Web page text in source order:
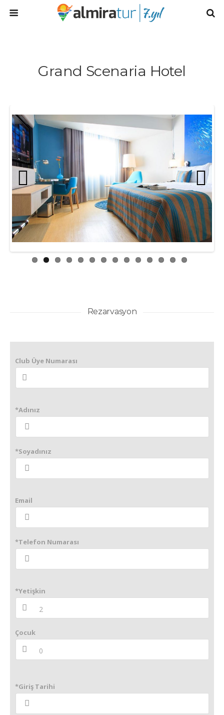
Grand Scenaria Hotel
Prev
Next
Rezarvasyon
Club Üye Numarası
*Adınız
*Soyadınız
Email
*Telefon Numarası
*Yetişkin
Çocuk
*Giriş Tarihi